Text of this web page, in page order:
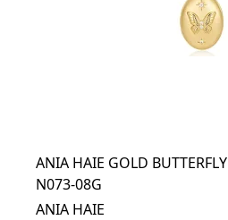
ANIA HAIE GOLD
N073-08G
ANIA HAIE